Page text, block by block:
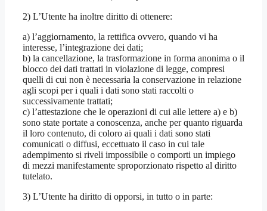
2) L’Utente ha inoltre diritto di ottenere:
a) l’aggiornamento, la rettifica ovvero, quando vi ha
interesse, l’integrazione dei dati;
b) la cancellazione, la trasformazione in forma anonima o il
blocco dei dati trattati in violazione di legge, compresi
quelli di cui non è necessaria la conservazione in relazione
agli scopi per i quali i dati sono stati raccolti o
successivamente trattati;
c) l’attestazione che le operazioni di cui alle lettere a) e b)
sono state portate a conoscenza, anche per quanto riguarda
il loro contenuto, di coloro ai quali i dati sono stati
comunicati o diffusi, eccettuato il caso in cui tale
adempimento si riveli impossibile o comporti un impiego
di mezzi manifestamente sproporzionato rispetto al diritto
tutelato.
3) L’Utente ha diritto di opporsi, in tutto o in parte: